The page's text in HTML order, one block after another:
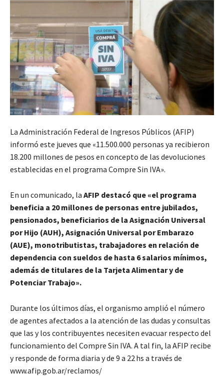
La Administración Federal de Ingresos Públicos (AFIP)
informó este jueves que «11.500.000 personas ya recibieron
18.200 millones de pesos en concepto de las devoluciones
establecidas en el programa Compre Sin IVA».
En un comunicado, la AFIP destacó que «el programa
beneficia a 20 millones de personas entre jubilados,
pensionados, beneficiarios de la Asignación Universal
por Hijo (AUH), Asignación Universal por Embarazo
(AUE), monotributistas, trabajadores en relación de
dependencia con sueldos de hasta 6 salarios mínimos,
además de titulares de la Tarjeta Alimentar y de
Potenciar Trabajo».
Durante los últimos días, el organismo amplió el número
de agentes afectados a la atención de las dudas y consultas
que las y los contribuyentes necesiten evacuar respecto del
funcionamiento del Compre Sin IVA. A tal fin, la AFIP recibe
y responde de forma diaria y de 9 a 22 hs a través de
www.afip.gob.ar/reclamos/